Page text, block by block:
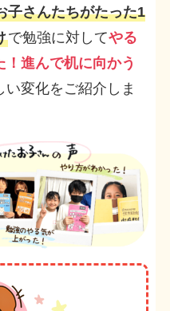
子さんたちがたった1
で勉強に対してやる
進んで机に向かう
い変化をご紹介しま